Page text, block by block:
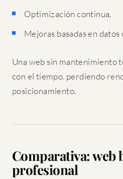
Optimización continua.
Mejoras basadas en datos
Una web sin mantenimiento
con el tiempo, perdiendo
posicionamiento.
Comparativa: web
profesional